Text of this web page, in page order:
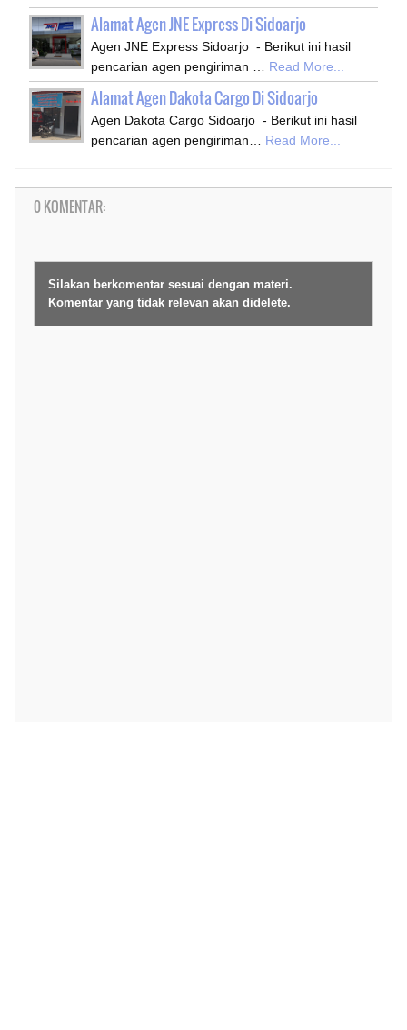
Alamat Agen JNE Express Di Sidoarjo
Agen JNE Express Sidoarjo - Berikut ini hasil
pencarian agen pengiriman …
Read More...
Alamat Agen Dakota Cargo Di Sidoarjo
Agen Dakota Cargo Sidoarjo - Berikut ini hasil
pencarian agen pengiriman…
Read More...
0 KOMENTAR:
Silakan berkomentar sesuai dengan materi.
Komentar yang tidak relevan akan didelete.